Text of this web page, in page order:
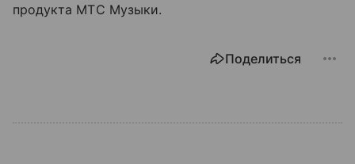
продукта МТС Музыки.
Поделиться